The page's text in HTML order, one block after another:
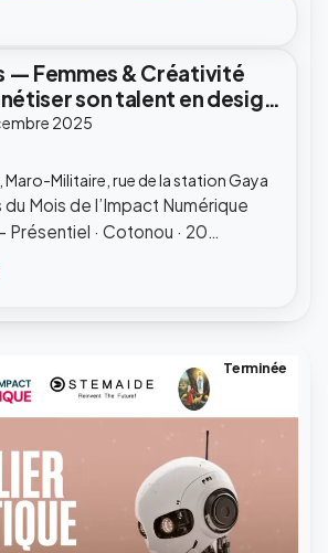
— Femmes & Créativité
son talent en design
modernes et à l’IA
2025
Maro-Militaire, rue de la station Gaya
Mois de l’Impact Numérique
Présentiel · Cotonou · 20
Terminée